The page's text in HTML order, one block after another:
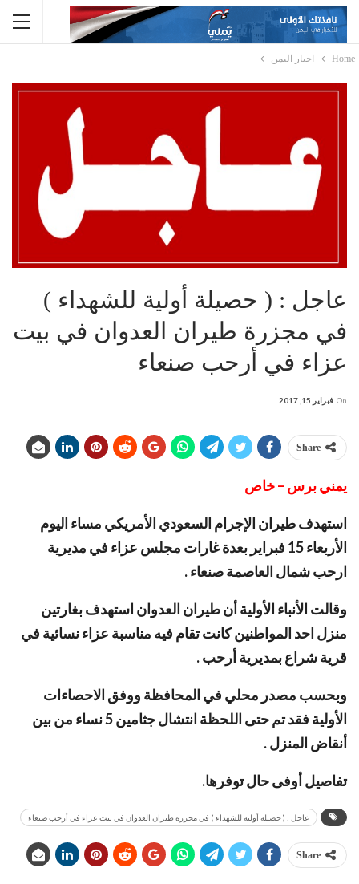
Home اخبار اليمن
عاجل : ( حصيلة أولية للشهداء )
في مجزرة طيران العدوان في بيت
عزاء في أرحب صنعاء
On فبراير 15, 2017
Share
يمني برس – خاص
استهدف طيران الإجرام السعودي الأمريكي مساء اليوم
الأربعاء 15 فبراير بعدة غارات مجلس عزاء في مديرية
ارحب شمال العاصمة صنعاء .
وقالت الأنباء الأولية أن طيران العدوان استهدف بغارتين
منزل احد المواطنين كانت تقام فيه مناسبة عزاء نسائية في
قرية شراع بمديرية أرحب .
وبحسب مصدر محلي في المحافظة ووفق الاحصاءات
الأولية فقد تم حتى اللحظة انتشال جثامين 5 نساء من بين
أنقاض المنزل .
تفاصيل أوفى حال توفرها.
عاجل : ( حصيلة أولية للشهداء ) في مجزرة طيران العدوان في بيت عزاء في أرحب صنعاء
Share